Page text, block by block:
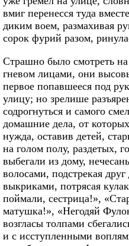
вмиг перенесся туда
диким воем, размахивая
сорок фурий разом,
Страшно было смотреть
гневом лицами, они
первое попавшееся под
улицу; но зрелише
содрогнуться и самого
домашние дела, от
нужда, оставив детей,
на голом полу, раздетых,
выбегали из дому,
волосами, подстрекая
выкриками, потрясая
поймали, сестрица!»,
матушка!», «Негодяй
возгласы толпами
и с исступленными